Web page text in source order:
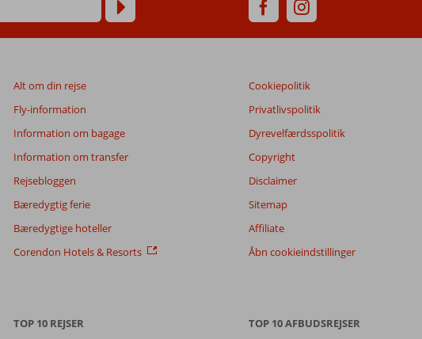
Alt om din rejse
Fly-information
Information om bagage
Information om transfer
Rejsebloggen
Bæredygtig ferie
Bæredygtige hoteller
Corendon Hotels & Resorts
Cookiepolitik
Privatlivspolitik
Dyrevelfærdsspolitik
Copyright
Disclaimer
Sitemap
Affiliate
Åbn cookieindstillinger
TOP 10 REJSER
TOP 10 AFBUDSREJSER